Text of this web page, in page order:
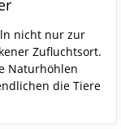
nicht nur zur
Zufluchtsort.
Naturhöhlen
die Tiere